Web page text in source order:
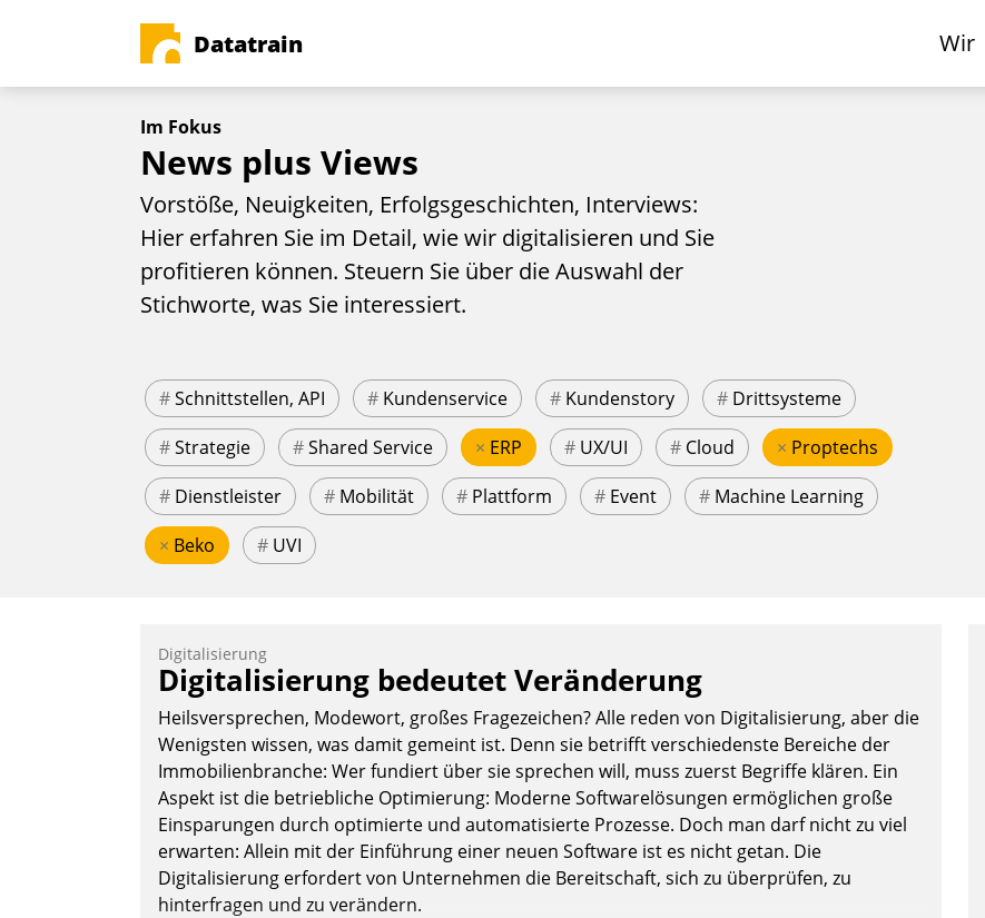
Datatrain Wir
Im Fokus
News plus Views
Vorstöße, Neuigkeiten, Erfolgsgeschichten, Interviews:
Hier erfahren Sie im Detail, wie wir digitalisieren und Sie
profitieren können. Steuern Sie über die Auswahl der
Stichworte, was Sie interessiert.
#Schnittstellen, API # Kundenservice # Kundenstory # Drittsysteme
#Strategie #Shared Service × ERP # UX/UI # Cloud × Proptechs
# Dienstleister # Mobilität # Plattform # Event # Machine Learning
× Beko # UVI
Digitalisierung
Digitalisierung bedeutet Veränderung
Heilsversprechen, Modewort, großes Fragezeichen? Alle reden von Digitalisierung, aber die
Wenigsten wissen, was damit gemeint ist. Denn sie betrifft verschiedenste Bereiche der
Immobilienbranche: Wer fundiert über sie sprechen will, muss zuerst Begriffe klären. Ein
Aspekt ist die betriebliche Optimierung: Moderne Softwarelösungen ermöglichen große
Einsparungen durch optimierte und automatisierte Prozesse. Doch man darf nicht zu viel
erwarten: Allein mit der Einführung einer neuen Software ist es nicht getan. Die
Digitalisierung erfordert von Unternehmen die Bereitschaft, sich zu überprüfen, zu
hinterfragen und zu verändern.